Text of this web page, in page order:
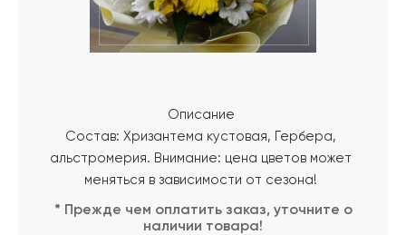
Описание
Состав: Хризантема кустовая, Гербера,
альстромерия. Внимание: цена цветов может
меняться в зависимости от сезона!
* Прежде чем оплатить заказ, уточните о
наличии товара!